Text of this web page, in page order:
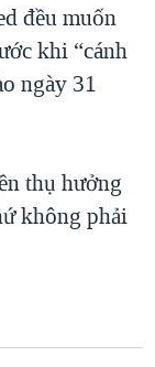
đều muốn
khi “cánh
ngày 31
thụ hưởng
không phải